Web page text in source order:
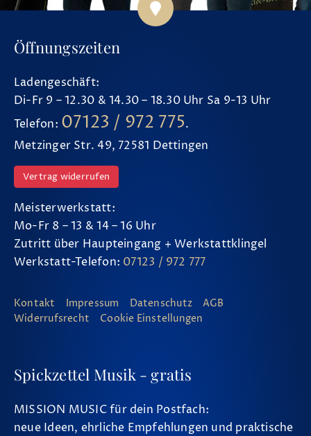
Öffnungszeiten
Ladengeschäft:
Di-Fr 9 – 12.30 & 14.30 – 18.30 Uhr Sa 9-13 Uhr
Telefon: 07123 / 972 775.
Metzinger Str. 49, 72581 Dettingen
Vertrag widerrufen
Meisterwerkstatt:
Mo-Fr 8 – 13 & 14 – 16 Uhr
Zutritt über Haupteingang + Werkstattklingel
Werkstatt-Telefon: 07123 / 972 777
Kontakt Impressum Datenschutz
AGB
Widerrufsrecht
Cookie Einstellungen
Spickzettel Musik - gratis
MISSION MUSIC für dein Postfach:
neue Ideen, ehrliche Empfehlungen und praktische